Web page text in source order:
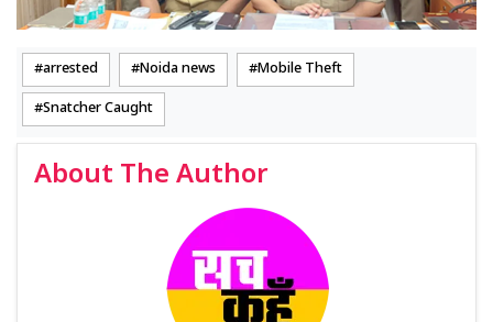
arrested Noida news Mobile Theft
Snatcher Caught
About The Author